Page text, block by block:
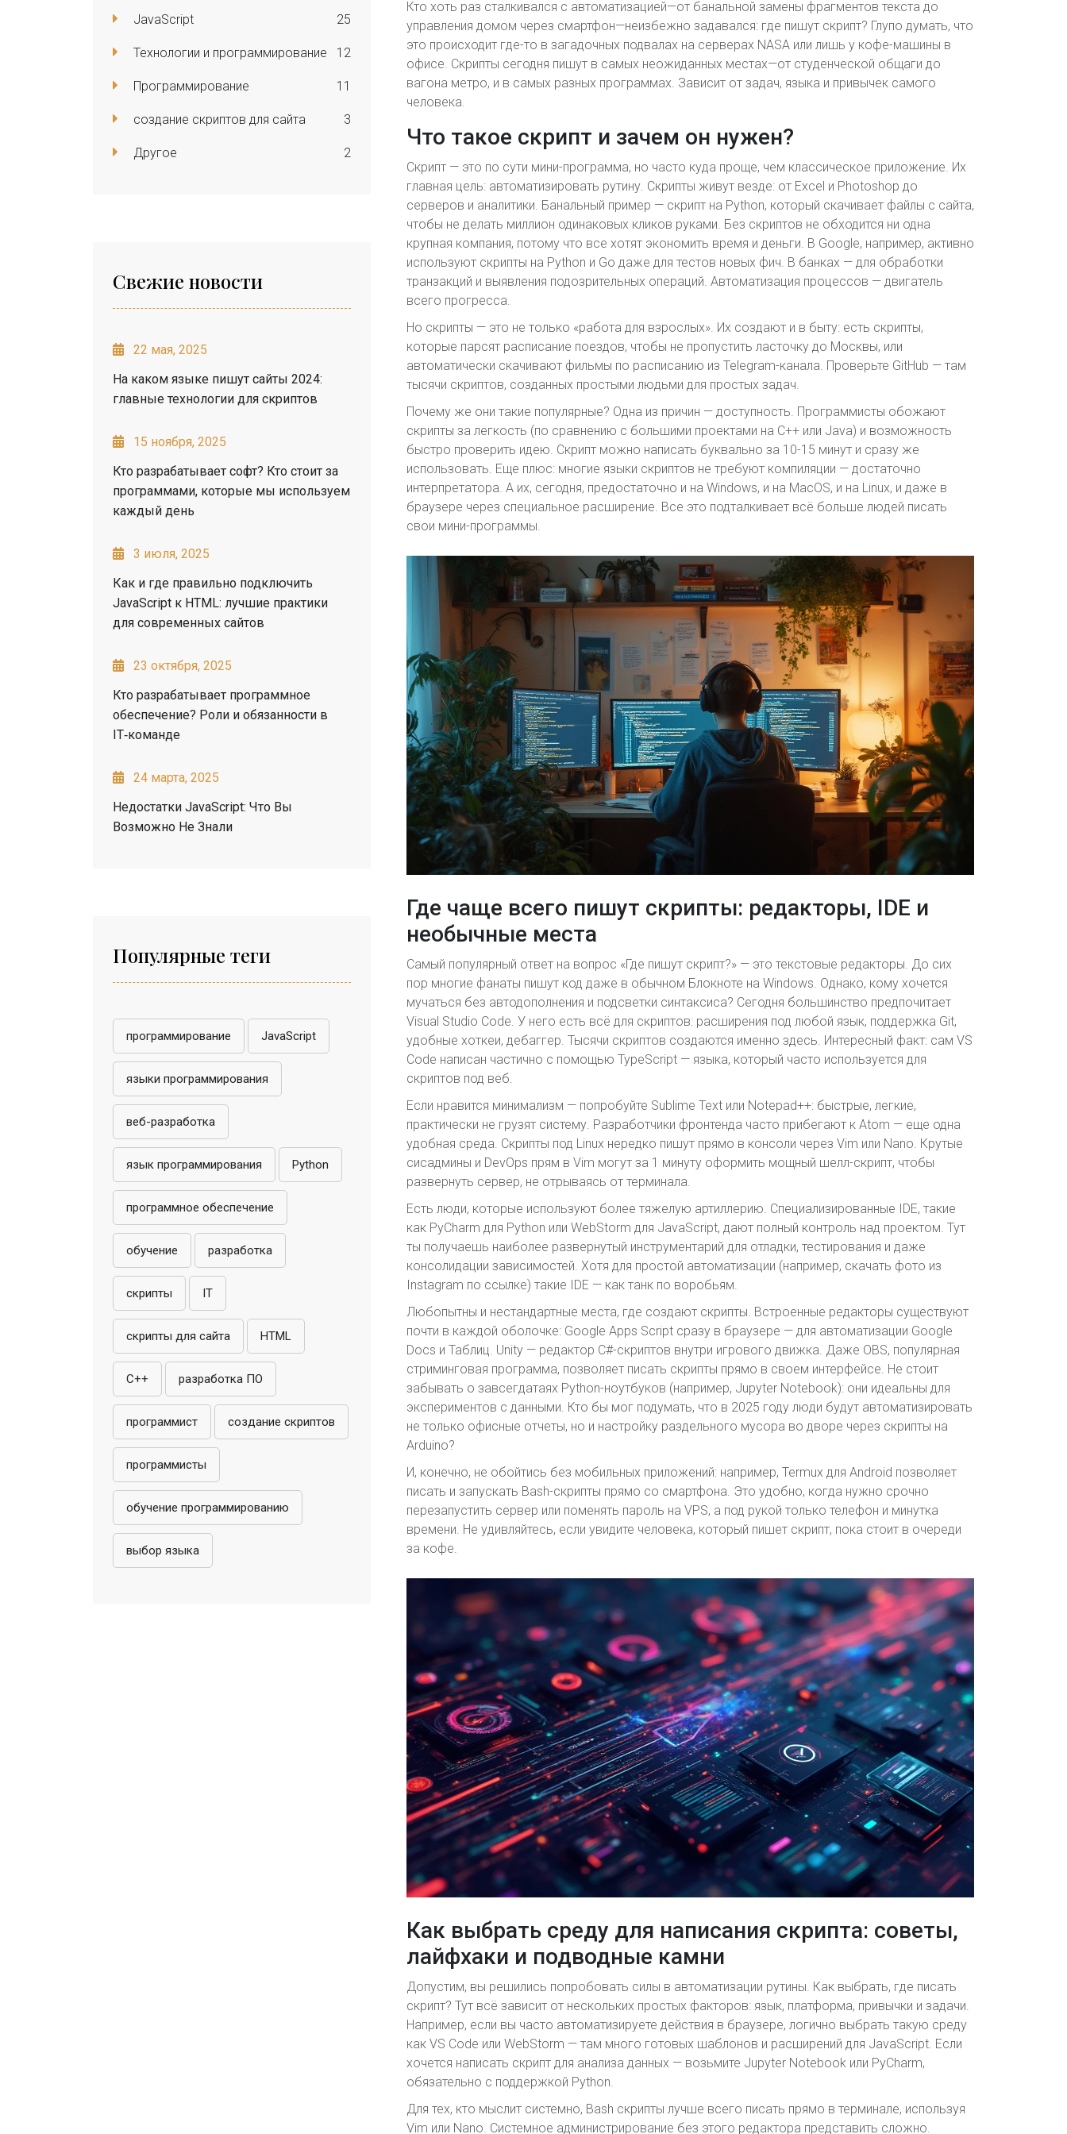
JavaScript 25
Технологии и программирование 12
Программирование 11
создание скриптов для сайта 3
Другое 2
Свежие новости
22 мая, 2025
На каком языке пишут сайты 2024:
главные технологии для скриптов
15 ноября, 2025
Кто разрабатывает софт? Кто стоит за
программами, которые мы используем
каждый день
3 июля, 2025
Как и где правильно подключить
JavaScript к HTML: лучшие практики
для современных сайтов
23 октября, 2025
Кто разрабатывает программное
обеспечение? Роли и обязанности в
IT‑команде
24 марта, 2025
Недостатки JavaScript: Что Вы
Возможно Не Знали
Популярные теги
программирование JavaScript
языки программирования
веб-разработка
язык программирования Python
программное обеспечение
обучение разработка
скрипты IT
скрипты для сайта HTML
C++ разработка ПО
программист создание скриптов
программисты
обучение программированию
выбор языка
Кто хоть раз сталкивался с автоматизацией—от банальной замены фрагментов текста до
управления домом через смартфон—неизбежно задавался: где пишут скрипт? Глупо думать, что
это происходит где-то в загадочных подвалах на серверах NASA или лишь у кофе-машины в
офисе. Скрипты сегодня пишут в самых неожиданных местах—от студенческой общаги до
вагона метро, и в самых разных программах. Зависит от задач, языка и привычек самого
человека.
Что такое скрипт и зачем он нужен?
Скрипт — это по сути мини-программа, но часто куда проще, чем классическое приложение. Их
главная цель: автоматизировать рутину. Скрипты живут везде: от Excel и Photoshop до
серверов и аналитики. Банальный пример — скрипт на Python, который скачивает файлы с сайта,
чтобы не делать миллион одинаковых кликов руками. Без скриптов не обходится ни одна
крупная компания, потому что все хотят экономить время и деньги. В Google, например, активно
используют скрипты на Python и Go даже для тестов новых фич. В банках — для обработки
транзакций и выявления подозрительных операций. Автоматизация процессов — двигатель
всего прогресса.
Но скрипты — это не только «работа для взрослых». Их создают и в быту: есть скрипты,
которые парсят расписание поездов, чтобы не пропустить ласточку до Москвы, или
автоматически скачивают фильмы по расписанию из Telegram-канала. Проверьте GitHub — там
тысячи скриптов, созданных простыми людьми для простых задач.
Почему же они такие популярные? Одна из причин — доступность. Программисты обожают
скрипты за легкость (по сравнению с большими проектами на C++ или Java) и возможность
быстро проверить идею. Скрипт можно написать буквально за 10-15 минут и сразу же
использовать. Еще плюс: многие языки скриптов не требуют компиляции — достаточно
интерпретатора. А их, сегодня, предостаточно и на Windows, и на MacOS, и на Linux, и даже в
браузере через специальное расширение. Все это подталкивает всё больше людей писать
свои мини-программы.
Где чаще всего пишут скрипты: редакторы, IDE и
необычные места
Самый популярный ответ на вопрос «Где пишут скрипт?» — это текстовые редакторы. До сих
пор многие фанаты пишут код даже в обычном Блокноте на Windows. Однако, кому хочется
мучаться без автодополнения и подсветки синтаксиса? Сегодня большинство предпочитает
Visual Studio Code. У него есть всё для скриптов: расширения под любой язык, поддержка Git,
удобные хоткеи, дебаггер. Тысячи скриптов создаются именно здесь. Интересный факт: сам VS
Code написан частично с помощью TypeScript — языка, который часто используется для
скриптов под веб.
Если нравится минимализм — попробуйте Sublime Text или Notepad++: быстрые, легкие,
практически не грузят систему. Разработчики фронтенда часто прибегают к Atom — еще одна
удобная среда. Скрипты под Linux нередко пишут прямо в консоли через Vim или Nano. Крутые
сисадмины и DevOps прям в Vim могут за 1 минуту оформить мощный шелл-скрипт, чтобы
развернуть сервер, не отрываясь от терминала.
Есть люди, которые используют более тяжелую артиллерию. Специализированные IDE, такие
как PyCharm для Python или WebStorm для JavaScript, дают полный контроль над проектом. Тут
ты получаешь наиболее развернутый инструментарий для отладки, тестирования и даже
консолидации зависимостей. Хотя для простой автоматизации (например, скачать фото из
Instagram по ссылке) такие IDE — как танк по воробьям.
Любопытны и нестандартные места, где создают скрипты. Встроенные редакторы существуют
почти в каждой оболочке: Google Apps Script сразу в браузере — для автоматизации Google
Docs и Таблиц. Unity — редактор C#-скриптов внутри игрового движка. Даже OBS, популярная
стриминговая программа, позволяет писать скрипты прямо в своем интерфейсе. Не стоит
забывать о завсегдатаях Python-ноутбуков (например, Jupyter Notebook): они идеальны для
экспериментов с данными. Кто бы мог подумать, что в 2025 году люди будут автоматизировать
не только офисные отчеты, но и настройку раздельного мусора во дворе через скрипты на
Arduino?
И, конечно, не обойтись без мобильных приложений: например, Termux для Android позволяет
писать и запускать Bash-скрипты прямо со смартфона. Это удобно, когда нужно срочно
перезапустить сервер или поменять пароль на VPS, а под рукой только телефон и минутка
времени. Не удивляйтесь, если увидите человека, который пишет скрипт, пока стоит в очереди
за кофе.
Как выбрать среду для написания скрипта: советы,
лайфхаки и подводные камни
Допустим, вы решились попробовать силы в автоматизации рутины. Как выбрать, где писать
скрипт? Тут всё зависит от нескольких простых факторов: язык, платформа, привычки и задачи.
Например, если вы часто автоматизируете действия в браузере, логично выбрать такую среду
как VS Code или WebStorm — там много готовых шаблонов и расширений для JavaScript. Если
хочется написать скрипт для анализа данных — возьмите Jupyter Notebook или PyCharm,
обязательно с поддержкой Python.
Для тех, кто мыслит системно, Bash скрипты лучше всего писать прямо в терминале, используя
Vim или Nano. Системное администрирование без этого редактора представить сложно.